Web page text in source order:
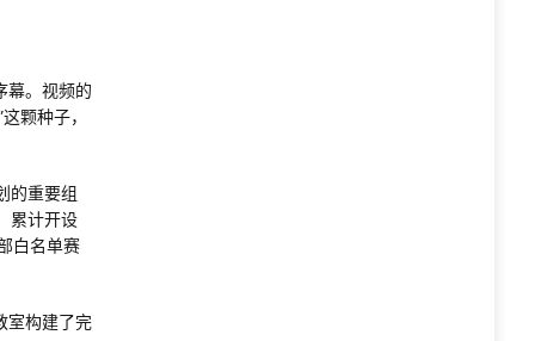
幕。视频的
颗种子，
的重要组
累计开设
白名单赛
室构建了完